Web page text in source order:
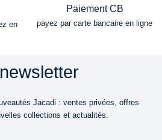
en
Paiement CB
payez par carte bancaire en ligne
Jacadi : ventes privées, offres
collections et actualités.